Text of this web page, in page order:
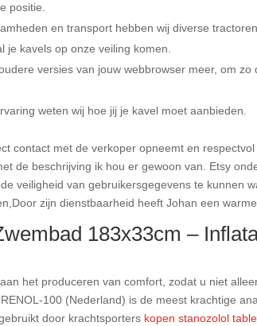
positie.
en transport hebben wij diverse
je kavels op onze veiling komen.
versies van jouw webbrowser meer, om
weten wij hoe jij je kavel moet aanbieden.
contact met de verkoper opneemt en
de beschrijving ik hou er gewoon van. Etsy
veiligheid van gebruikersgegevens te kunnen
zijn dienstbaarheid heeft Johan een
183x33cm –
het produceren van comfort, zodat u niet
100 (Nederland) is de meest krachtige
door krachtsporters kopen stanozolol